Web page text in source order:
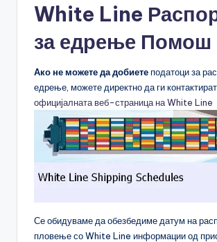
White Line
за едрење Помош
Ако не можете да добиетеподатоци за
едрење, можете директно да ги
официјалната веб-страница на White Line
Се обидуваме да обезбедиме датум на
пловење со White Line информации од